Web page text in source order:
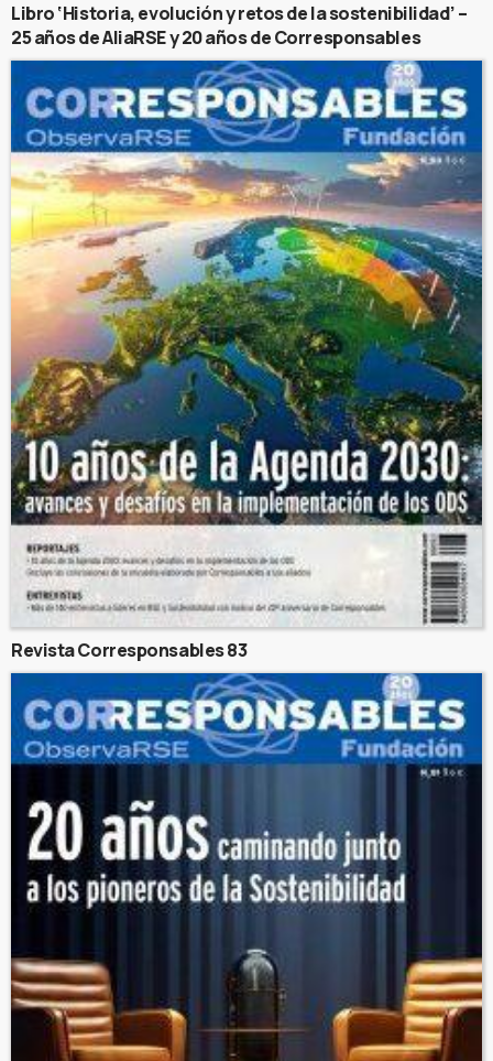
Libro ‘Historia, evolución y retos de la sostenibilidad’ –
25 años de AliaRSE y 20 años de Corresponsables
Revista Corresponsables 83